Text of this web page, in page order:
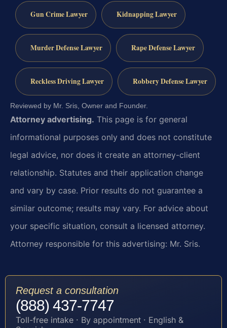
Gun Crime Lawyer Kidnapping Lawyer
Murder Defense Lawyer Rape Defense Lawyer
Reckless Driving Lawyer Robbery Defense Lawyer
Reviewed by Mr. Sris, Owner and Founder.
Attorney advertising. This page is for general
informational purposes only and does not constitute
legal advice, nor does it create an attorney-client
relationship. Statutes and their application change
and vary by case. Prior results do not guarantee a
similar outcome; results may vary. For advice about
your specific situation, consult a licensed attorney.
Attorney responsible for this advertising: Mr. Sris.
Request a consultation
(888) 437-7747
Toll-free intake · By appointment · English &